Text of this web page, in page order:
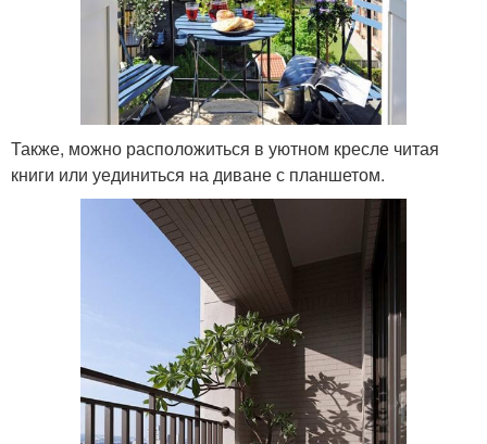
Также, можно расположиться в уютном кресле читая
книги или уединиться на диване с планшетом.